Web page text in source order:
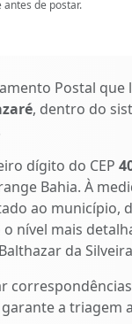
de postar.
Postal que
, dentro do
dígito do CEP
Bahia. À
ao município,
nível mais
da
a triagem